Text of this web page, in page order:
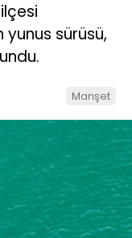
yunus sürüsü,
Manşet